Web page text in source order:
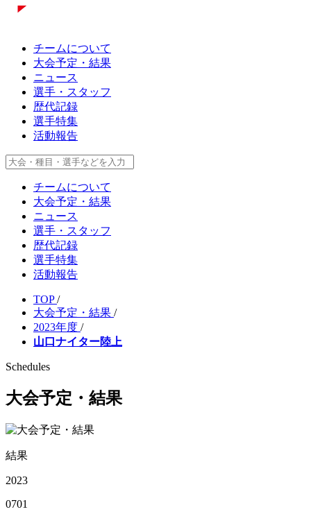
チームについて
大会予定・結果
ニュース
選手・スタッフ
歴代記録
選手特集
活動報告
チームについて
大会予定・結果
ニュース
選手・スタッフ
歴代記録
選手特集
活動報告
TOP /
大会予定・結果 /
2023年度 /
山口ナイター陸上
Schedules
大会予定・結果
結果
2023
0701